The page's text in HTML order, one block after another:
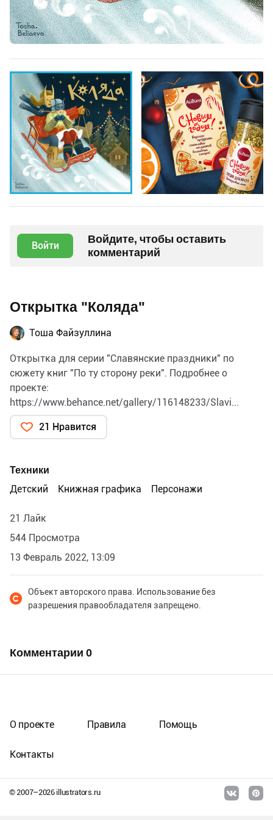
Войти
Войдите, чтобы оставить
комментарий
Открытка "Коляда"
Тоша Файзуллина
Открытка для серии "Славянские праздники" по
сюжету книг "По ту сторону реки". Подробнее о
проекте:
https://www.behance.net/gallery/116148233/Slavi...
21 Нравится
Техники
Детский
Книжная графика Персонажи
21 Лайк
544 Просмотра
13 Февраль 2022, 13:09
Объект авторского права. Использование без
разрешения правообладателя запрещено.
Комментарии 0
© 2007–2026illustrators.ru
О проекте Правила Помощь
Контакты